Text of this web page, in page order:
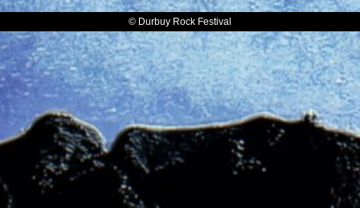
© Durbuy Rock Festival